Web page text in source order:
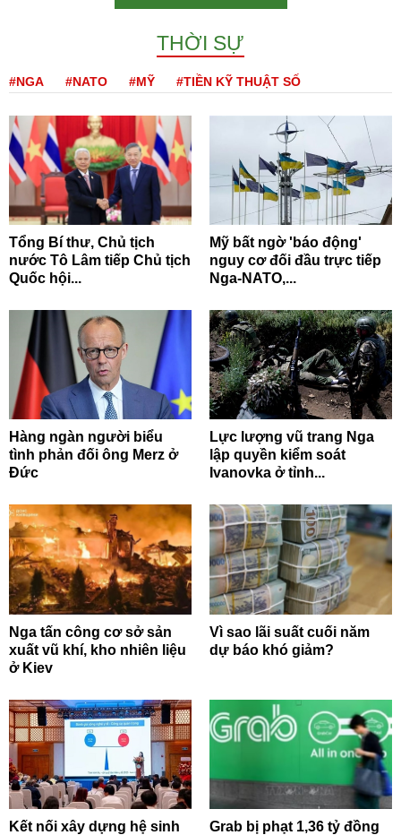
THỜI SỰ
#NGA #NATO #MỸ #TIỀN KỸ THUẬT SỐ
Tổng Bí thư, Chủ tịch
nước Tô Lâm tiếp Chủ tịch
Quốc hội...
Mỹ bất ngờ 'báo động'
nguy cơ đối đầu trực tiếp
Nga-NATO,...
Hàng ngàn người biểu
tình phản đối ông Merz ở
Đức
Lực lượng vũ trang Nga
lập quyền kiểm soát
Ivanovka ở tỉnh...
Nga tấn công cơ sở sản
xuất vũ khí, kho nhiên liệu
ở Kiev
Vì sao lãi suất cuối năm
dự báo khó giảm?
Kết nối xây dựng hệ sinh
Grab bị phạt 1,36 tỷ đồng